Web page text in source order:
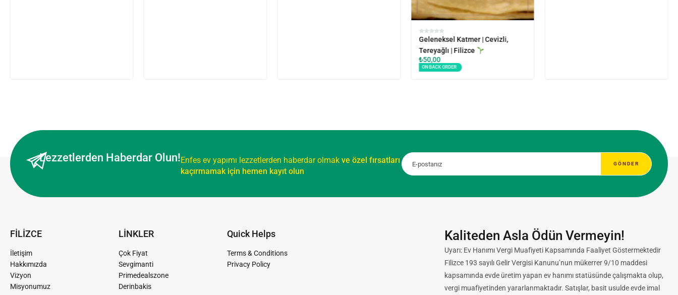
Geleneksel Katmer | Cevizli,
Tereyağlı | Filizce
₺50,00
ON BACK ORDER
Lezzetlerden Haberdar Olun!Enfes ev yapımı lezzetlerden haberdar olmakve özel fırsatları
kaçırmamak için hemen kayıt olun
FİLİZCE
İletişim
Hakkımızda
Vizyon
Misyonumuz
LİNKLER
Çok Fiyat
Sevgimanti
Primedealszone
Derinbakis
Quick Helps
Terms & Conditions
Privacy Policy
Kaliteden Asla Ödün Vermeyin!
Uyarı: Ev Hanımı Vergi Muafiyeti Kapsamında Faaliyet Göstermektedir
Filizce 193 sayılı Gelir Vergisi Kanunu’nun mükerrer 9/10 maddesi
kapsamında evde üretim yapan ev hanımı statüsünde çalışmakta olup,
vergi muafiyetinden yararlanmaktadır. Satışlar, basit usulde evde imal